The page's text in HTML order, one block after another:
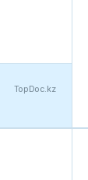
TopDoc.kz